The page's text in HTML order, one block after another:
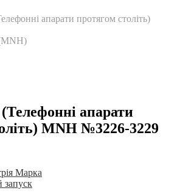
апарати протягом століть)
апарати
MNH №3226-3229